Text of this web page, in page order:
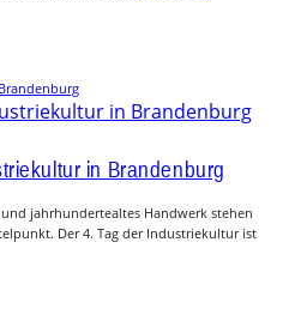
Brandenburg
in Brandenburg
jahrhundertealtes Handwerk stehen
Der 4. Tag der Industriekultur ist